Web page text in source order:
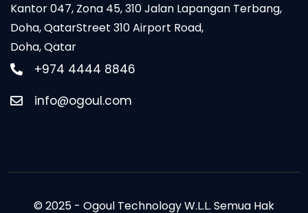
Kantor 047, Zona 45, 310 Jalan Lapangan Terbang,
Doha, QatarStreet 310 Airport Road,
Doha, Qatar
+974 4444 8846
info@ogoul.com
© 2025 - Ogoul Technology W.L.L. Semua Hak